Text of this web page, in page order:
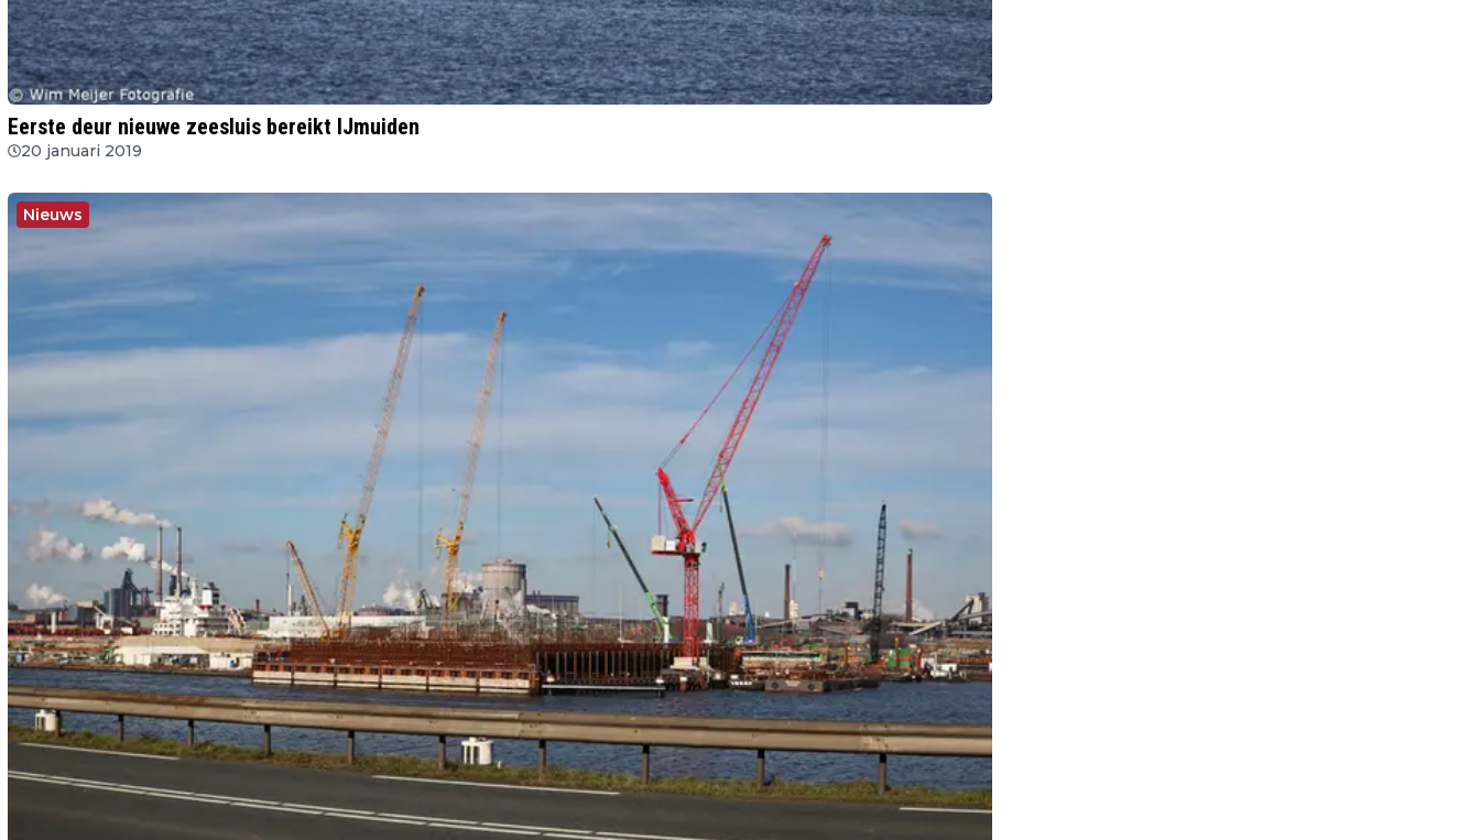
Eerste deur nieuwe zeesluis bereikt IJmuiden
20 januari 2019
Nieuws